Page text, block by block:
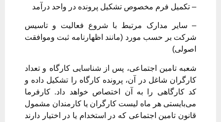
– تکمیل فرم مخصوص تشکیل پرونده در واحد درآمد
– سایر مدارک مرتبط با شروع فعالیت و تاسیس
شرکت بر حسب مورد (مانند اظهارنامه ثبت وموافقت
اصولی)
شعبه تامین اجتماعی، پس از شناسایی کارگاه و تعداد
کارگران شاغل در آن، پرونده کارگاه را تشکیل داده و
کد کارگاهی را به آن اختصاص خواهد داد. کارفرما
می‌بایستی هر ماه لیست کارگران یا کارمندان مشمول
قانون تامین اجتماعی که در استخدام یا در اختیار دارند